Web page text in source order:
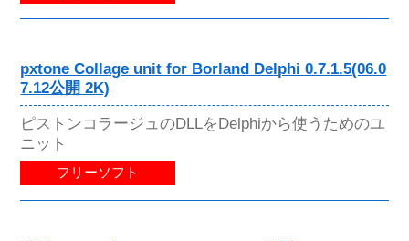
pxtone Collage unit for Borland Delphi 0.7.1.5(06.0
7.12公開 2K)
ピストンコラージュのDLLをDelphiから使うためのユ
ニット
フリーソフト